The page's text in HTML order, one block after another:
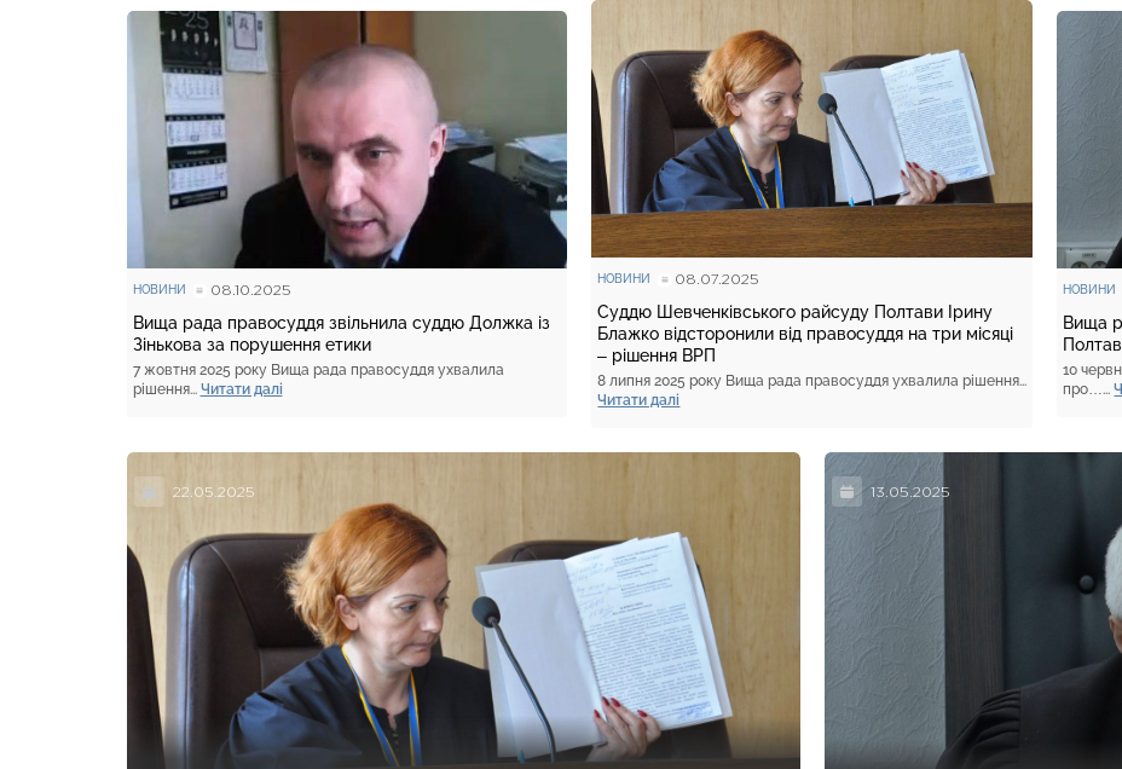
НОВИНИ 08.10.2025
Вища рада правосуддя звільнила суддю Должка із
Зінькова за порушення етики
7 жовтня 2025 року Вища рада правосуддя ухвалила
рішення... Читати далі
НОВИНИ 08.07.2025
Суддю Шевченківського райсуду Полтави Ірину
Блажко відсторонили від правосуддя на три місяці
– рішення ВРП
8 липня 2025 року Вища рада правосуддя ухвалила рішення...
Читати далі
НОВИНИ
Вища
10
про…...
22.05.2025 13.05.2025